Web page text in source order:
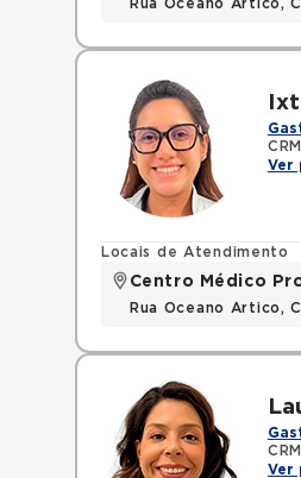
Rua Oceano Artico,
Ver
Locais de Atendimento
Centro Médico
Rua Oceano Artico,
Ver